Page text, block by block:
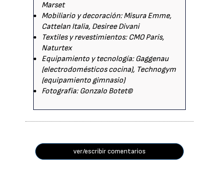
Marset
Mobiliario y decoración: Misura Emme,
Cattelan Italia, Desiree Divani
Textiles y revestimientos: CMO Paris,
Naturtex
Equipamiento y tecnología: Gaggenau
(electrodomésticos cocina), Technogym
(equipamiento gimnasio)
Fotografía: Gonzalo Botet©
ver/escribir comentarios